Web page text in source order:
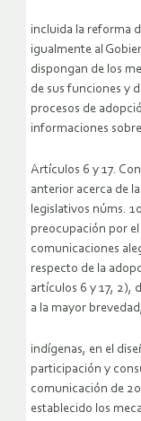
incluida la reforma
igualmente al
dispongan de los
de sus funciones y
procesos de
informaciones
Artículos 6 y 17.
anterior acerca de
legislativos núms.
preocupación por
comunicaciones
respecto de la
artículos 6 y 17, 2),
a la mayor
indígenas, en el
participación y
comunicación de
establecido los